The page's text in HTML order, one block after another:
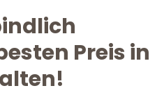
Preis in